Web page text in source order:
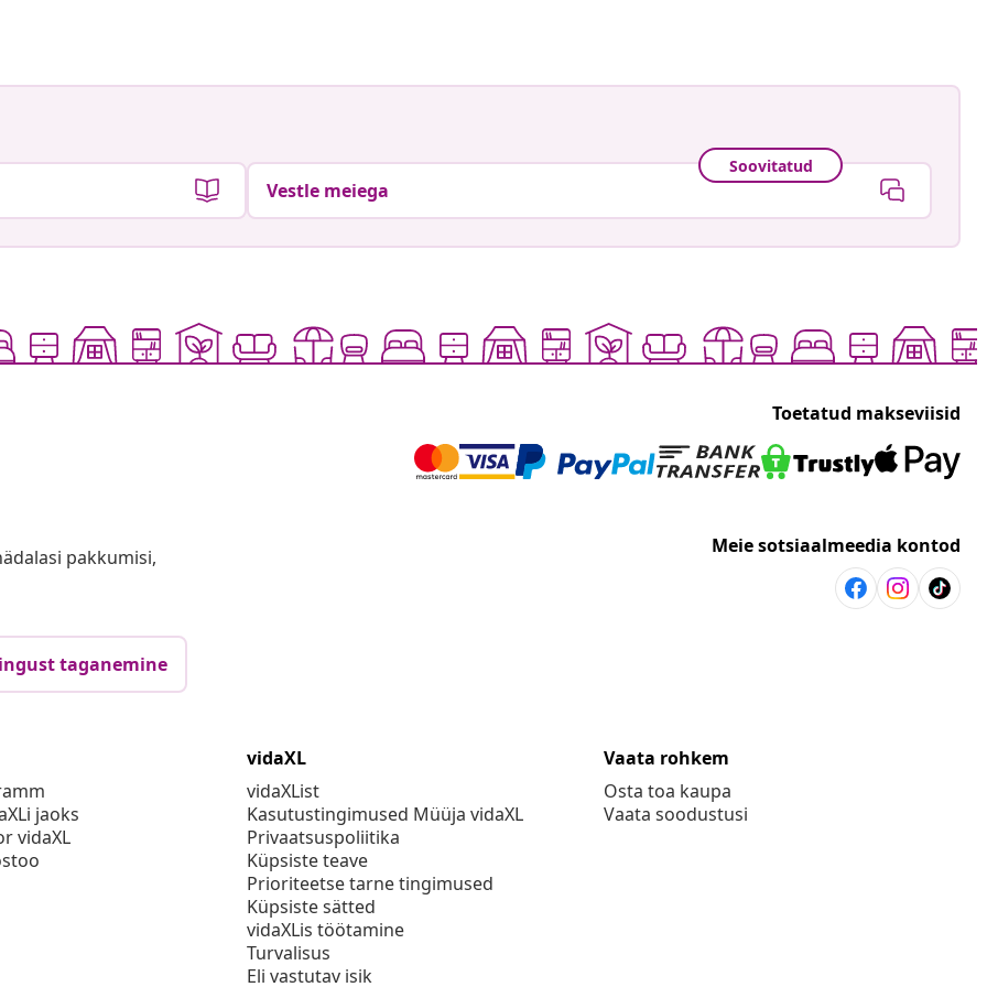
Soovitatud
Vestle meiega
Toetatud makseviisid
pakkumisi, Meie sotsiaalmeedia kontod
taganemine
jaoks
vidaXL
vidaXL
vidaXList
Kasutustingimused Müüja vidaXL
Privaatsuspoliitika
Küpsiste teave
Prioriteetse tarne tingimused
Küpsiste sätted
vidaXLis töötamine
Turvalisus
Eli vastutav isik
Vaata rohkem
Osta toa kaupa
Vaata soodustusi